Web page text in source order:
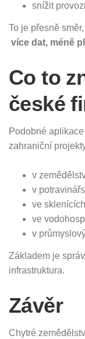
snížit
To je přesně
více dat, méně
Co to
české
Podobné
zahraniční
v
v
ve sklenících
ve
v
Základem je
infrastruktura.
Závěr
Chytré